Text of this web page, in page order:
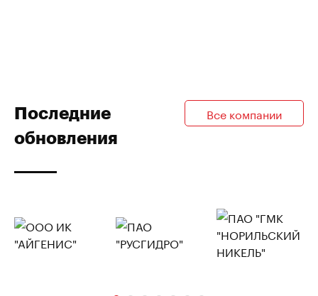
Последние
обновления
Все компании